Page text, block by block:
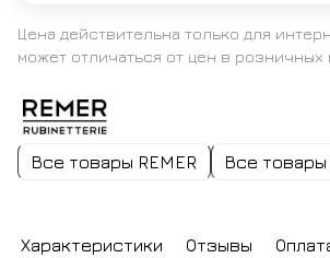
Цена действительна только для
может отличаться от цен в розничных
Все товары REMER Все товары
Характеристики Отзывы